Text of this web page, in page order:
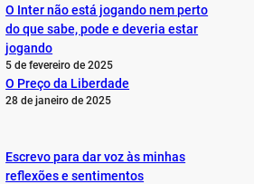
O Inter não está jogando nem perto
do que sabe, pode e deveria estar
jogando
5 de fevereiro de 2025
O Preço da Liberdade
28 de janeiro de 2025
Escrevo para dar voz às minhas
reflexões e sentimentos